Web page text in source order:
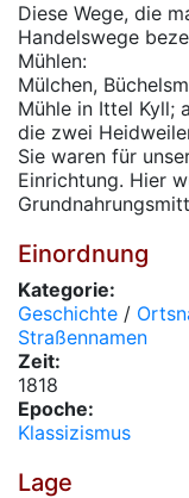
Diese Wege, die
Handelswege
Mühlen:
Mülchen,
Mühle in Ittel Kyll;
die zwei
Sie waren für
Einrichtung. Hier
Einordnung
Kategorie:
Geschichte /
Straßennamen
Zeit:
1818
Epoche:
Klassizismus
Lage